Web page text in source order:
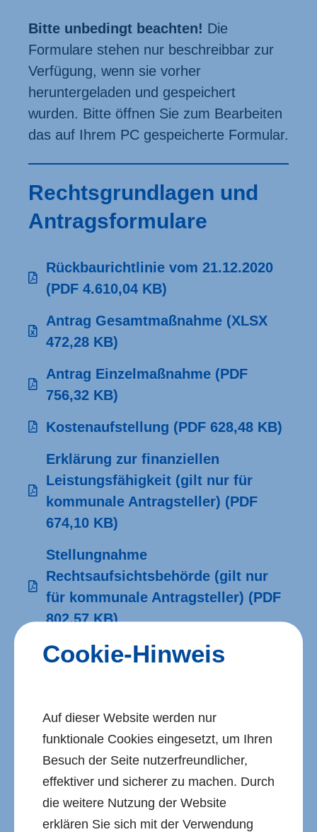
Cookie-Hinweis
Auf dieser Website werden nur
funktionale Cookies eingesetzt, um Ihren
Besuch der Seite nutzerfreundlicher,
effektiver und sicherer zu machen. Durch
die weitere Nutzung der Website
erklären Sie sich mit der Verwendung
Bitte unbedingt beachten! Die
Formulare stehen nur beschreibbar zur
Verfügung, wenn sie vorher
heruntergeladen und gespeichert
wurden. Bitte öffnen Sie zum Bearbeiten
das auf Ihrem PC gespeicherte Formular.
Rechtsgrundlagen und
Antrags­formulare
Rückbaurichtlinie vom 21.12.2020
(PDF 4.610,04 KB)
Antrag Gesamtmaßnahme (XLSX
472,28 KB)
Antrag Einzelmaßnahme (PDF
756,32 KB)
Kostenaufstellung (PDF 628,48 KB)
Erklärung zur finanziellen
Leistungsfähigkeit (gilt nur für
kommunale Antragsteller) (PDF
674,10 KB)
Stellungnahme
Rechtsaufsichtsbehörde (gilt nur
für kommunale Antragsteller) (PDF
802,57 KB)
Verwendungsnachweis Kommune
Verwendungsnachweis
Begünstigter (Abschluss
Fördervertrag erst nach Erteilung
Zuwendungsbescheid!) (PDF 745,61
KB)